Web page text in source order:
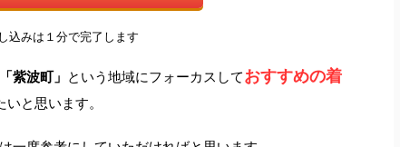
込みは１分で完了します
紫波町」 という地域にフォーカスしておすすめの着
と思います。